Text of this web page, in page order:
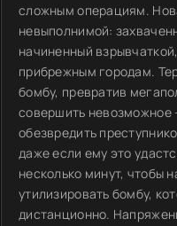
сложным операциям.
невыполнимой:
начиненный
прибрежным городам.
бомбу, превратив
совершить невозможное
обезвредить
даже если ему это
несколько минут, чтобы
утилизировать бомбу,
дистанционно.